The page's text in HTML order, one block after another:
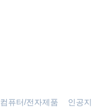
컴퓨터/전자제품
인공지